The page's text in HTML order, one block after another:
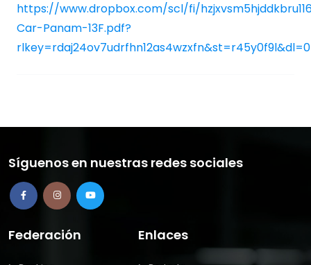
https://www.dropbox.com/scl/fi/
Car-Panam-13F.pdf?
rlkey=rdaj24ov7udrfhn12as4wzxfn&st=r45y0f9l&dl=0
Síguenos en nuestras redes sociales
Federación Enlaces